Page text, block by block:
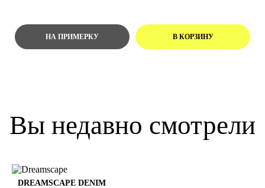
Вы недавно смотрели
DREAMSCAPE DENIM